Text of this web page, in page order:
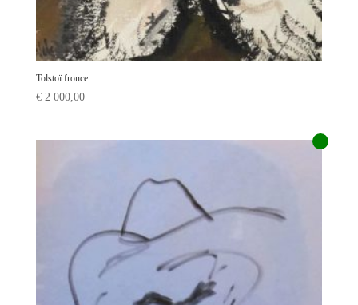
Tolstoï fronce
€2 000,00